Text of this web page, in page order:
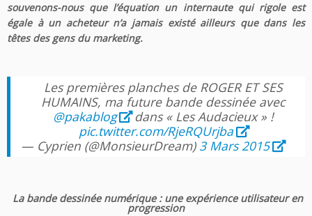
souvenons-nous que l’équation un internaute qui rigole est
égale à un acheteur n’a jamais existé ailleurs que dans les
têtes des gens du marketing.
Les premières planches de ROGER ET SES
HUMAINS, ma future bande dessinée avec
@pakablog
dans « Les Audacieux » !
pic.twitter.com/RjeRQUrjba
— Cyprien (@MonsieurDream) 3 Mars 2015
La bande dessinée numérique : une expérience utilisateur en
progression